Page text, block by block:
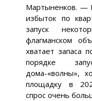
Мартыненков. —
избыток по
запуск
флагманском
хватает запаса
порядке
дома-«волны»,
площадку в
спрос очень